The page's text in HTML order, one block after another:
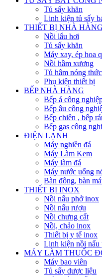
Tủ sấy khăn
Linh kiện tủ sấy
THIẾT BỊ NHÀ HÀNG
Nồi lẩu hơi
Tủ sấy khăn
Máy xay, ép hoa
Nồi hầm xương
Tủ hâm nóng
Phụ kiện thiết bị
BẾP NHÀ HÀNG
Bếp á công
Bếp âu công
Bếp chiên , bếp
Bếp gas công
ĐIỆN LẠNH
Máy nghiền đá
Máy Làm Kem
Máy làm đá
Máy nước uống
Bàn đông, bàn
THIẾT BỊ INOX
Nồi nấu phở inox
Nồi nấu rượu
Nồi chưng cất
Nồi, chảo inox
Thiết bị y tế inox
Linh kiện nồi nấu
MÁY LÀM THUỐC
Máy bao viên
Tủ sấy dược liệu